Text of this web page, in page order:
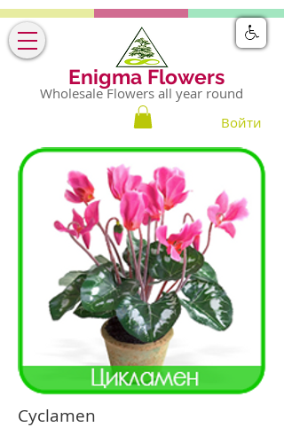
Enigma Flowers
Войти
Wholesale Flowers all year round
Cyclamen